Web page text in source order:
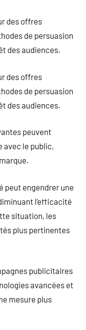
des offres
de persuasion
des audiences.
des offres
de persuasion
des audiences.
peuvent
avec le public,
peut engendrer une
l’efficacité
situation, les
plus pertinentes
publicitaires
avancées et
mesure plus